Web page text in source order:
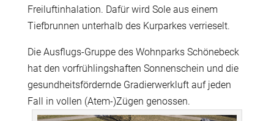
Freiluftinhalation. Dafür wird Sole aus einem
Tiefbrunnen unterhalb des Kurparkes verrieselt.
Die Ausflugs-Gruppe des Wohnparks Schönebeck
hat den vorfrühlingshaften Sonnenschein und die
gesundheitsfördernde Gradierwerkluft auf jeden
Fall in vollen (Atem-)Zügen genossen.